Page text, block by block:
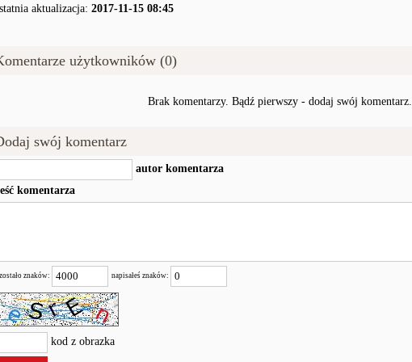
aktualizacja: 2017-11-15 08:45
użytkowników (0)
Brak komentarzy. Bądź pierwszy - dodaj swój komentarz.
swój komentarz
autor komentarza
komentarza
znaków: napisałeś znaków:
kod z obrazka